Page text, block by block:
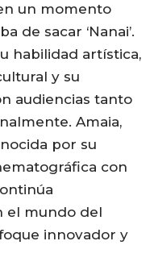
un momento
de sacar ‘Nanai’.
habilidad artística,
y su
audiencias tanto
Amaia,
por su
con
el mundo del
innovador y